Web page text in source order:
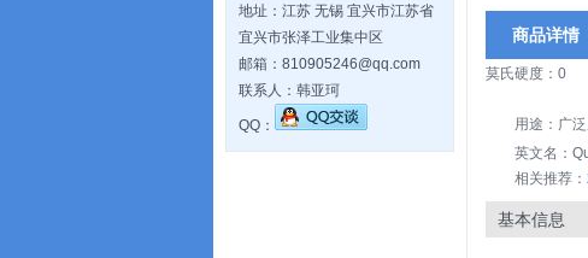
地址：江苏 无锡 宜兴市江苏省
宜兴市张泽工业集中区
邮箱：810905246@qq.com
联系人：韩亚珂
QQ：
商品详情
莫氏硬度：0
用途：广
英文名：
相关推荐：
基本信息